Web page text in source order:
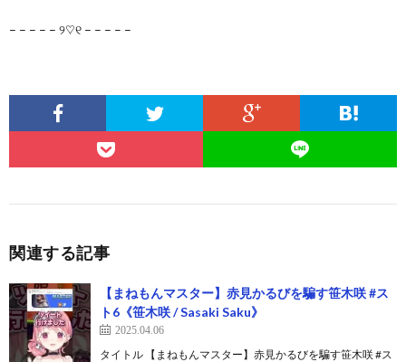
– – – – – ୨♡୧ – – – – –
関連する記事
【まねもんマスター】赤見かるびを騙す笹木咲 #ス
ト6《笹木咲 / Sasaki Saku》
2025.04.06
タイトル 【まねもんマスター】赤見かるびを騙す笹木咲 #ス